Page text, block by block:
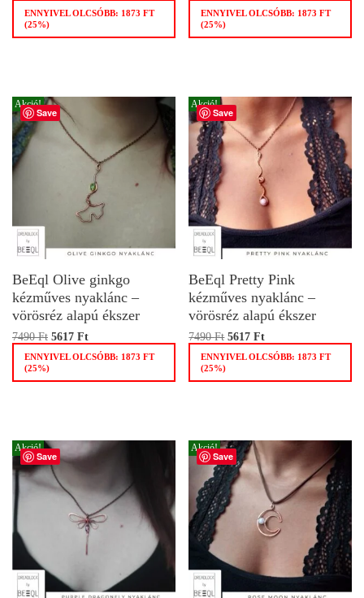
ENNYIVEL OLCSÓBB: 1873 FT
(25%)
ENNYIVEL OLCSÓBB: 1873FT
(25%)
Save
Akció!
BeEql Olive ginkgo
kézműves nyaklánc –
vörösréz alapú ékszer
7490Ft 5617 Ft
ENNYIVEL OLCSÓBB: 1873 FT
(25%)
Save
Akció!
BeEql Pretty Pink
kézműves nyaklánc –
vörösréz alapú ékszer
7490Ft 5617Ft
ENNYIVEL OLCSÓBB: 1873FT
(25%)
Save
Akció!
Save
Akció!